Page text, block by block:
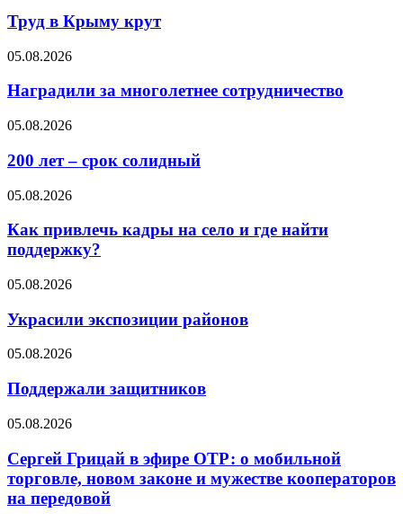
Труд в Крыму крут
05.08.2026
Наградили за многолетнее сотрудничество
05.08.2026
200 лет – срок солидный
05.08.2026
Как привлечь кадры на село и где найти
поддержку?
05.08.2026
Украсили экспозиции районов
05.08.2026
Поддержали защитников
05.08.2026
Сергей Грицай в эфире ОТР: о мобильной
торговле, новом законе и мужестве кооператоров
на передовой